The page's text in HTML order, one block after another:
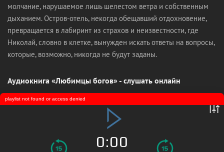
молчание, нарушаемое лишь шелестом ветра и собственным
дыханием. Остров-отель, некогда обещавший отдохновение,
превращается в лабиринт из страхов и неизвестности, где
Николай, словно в клетке, вынужден искать ответы на вопросы,
которые, возможно, никогда не будут заданы.
Аудиокнига «Любимцы богов» - слушать онлайн
0:00
playlist not found or access denied